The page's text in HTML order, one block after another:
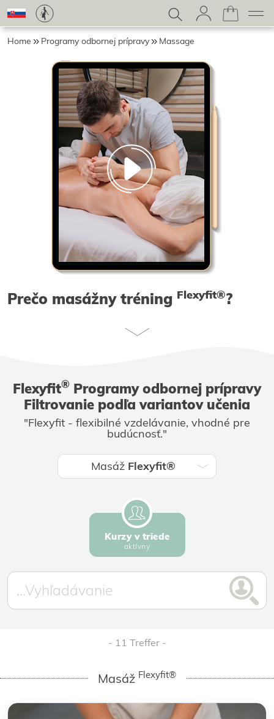
Home Programy odbornej prípravy Massage
Prečo masážny tréning Flexyfit®?
Flexyfit® Programy odbornej prípravy
Filtrovanie podľa variantov učenia
"Flexyfit - flexibilné vzdelávanie, vhodné pre
budúcnosť."
Masáž Flexyfit®
Kurzy v triede
aktívny
11 Treffer
Masáž Flexyfit®